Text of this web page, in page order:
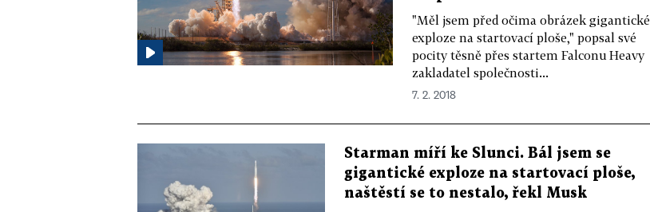
"Měl jsem před očima obrázek gigantické
exploze na startovací ploše," popsal své
pocity těsně přes startem Falconu Heavy
zakladatel společnosti...
7. 2. 2018
Starman míří ke Slunci. Bál jsem se
gigantické exploze na startovací ploše,
naštěstí se to nestalo, řekl Musk